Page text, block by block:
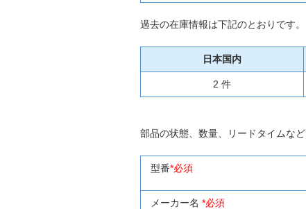
過去の在庫情報は下記のとおりです。
日本国内
2 件
部品の状態、数量、リードタイムな
型番*必須
メーカー名 *必須